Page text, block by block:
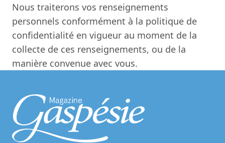
Nous traiterons vos renseignements
personnels conformément à la politique de
confidentialité en vigueur au moment de la
collecte de ces renseignements, ou de la
manière convenue avec vous.